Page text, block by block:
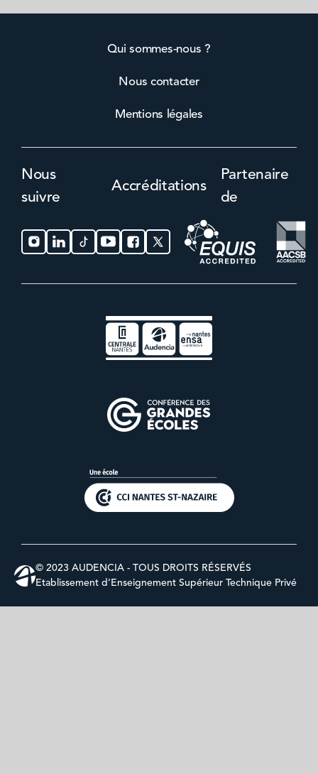
Qui sommes-nous ?
Nous contacter
Mentions légales
Nous
suivre
Accréditations
Partenaire
de
© 2023 AUDENCIA - TOUS DROITS RÉSERVÉS
Etablissement d’Enseignement Supérieur Technique Privé